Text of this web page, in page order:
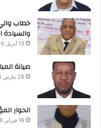
خطاب
والسيادة
13 أبريل 2026
صيانة
28 مارس 2026
الحوار
16 فبراير 2026